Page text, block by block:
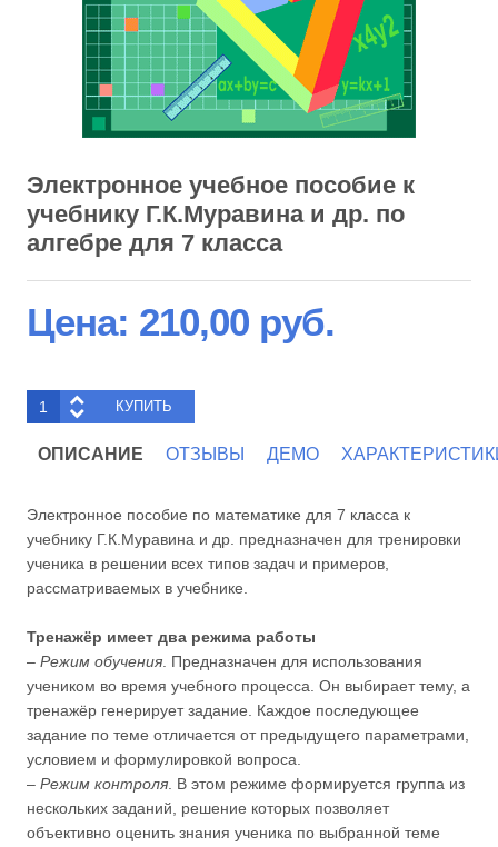
Электронное учебное пособие к
учебнику Г.К.Муравина и др. по
алгебре для 7 класса
Цена: 210,00 руб.
ОПИСАНИЕ ОТЗЫВЫ ДЕМО
Электронное пособие по математике для 7 класса к
учебнику Г.К.Муравина и др. предназначен для тренировки
ученика в решении всех типов задач и примеров,
рассматриваемых в учебнике.
Тренажёр имеет два режима работы
– Режим обучения . Предназначен для использования
учеником во время учебного процесса. Он выбирает тему, а
тренажёр генерирует задание. Каждое последующее
задание по теме отличается от предыдущего параметрами,
условием и формулировкой вопроса.
– Режим контроля . В этом режиме формируется группа из
нескольких заданий, решение которых позволяет
объективно оценить знания ученика по выбранной теме